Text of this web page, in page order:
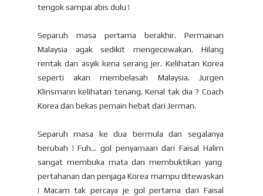
tengok sampai abis dulu !
Separuh masa pertama berakhir. Permainan
Malaysia agak sedikit mengecewakan. Hilang
rentak dan asyik kena serang jer. Kelihatan Korea
seperti akan membelasah Malaysia. Jurgen
Klinsmann kelihatan tenang. Kenal tak dia ? Coach
Korea dan bekas pemain hebat dari Jerman.
Separuh masa ke dua bermula dan segalanya
berubah ! Fuh... gol penyamaan dari Faisal Halim
sangat membuka mata dan membuktikan yang
pertahanan dan penjaga Korea mampu ditewaskan
! Macam tak percaya je gol pertama dari Faisal